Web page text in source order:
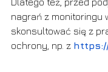
nagrań z monitoringu
skonsultować się z
ochrony, np. z